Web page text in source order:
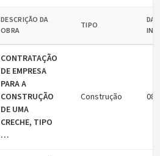
DESCRIÇÃO DA
OBRA
TIPO
CONTRATAÇÃO
DE EMPRESA
PARA A
CONSTRUÇÃO
DE UMA
CRECHE, TIPO
…
Construção 08/